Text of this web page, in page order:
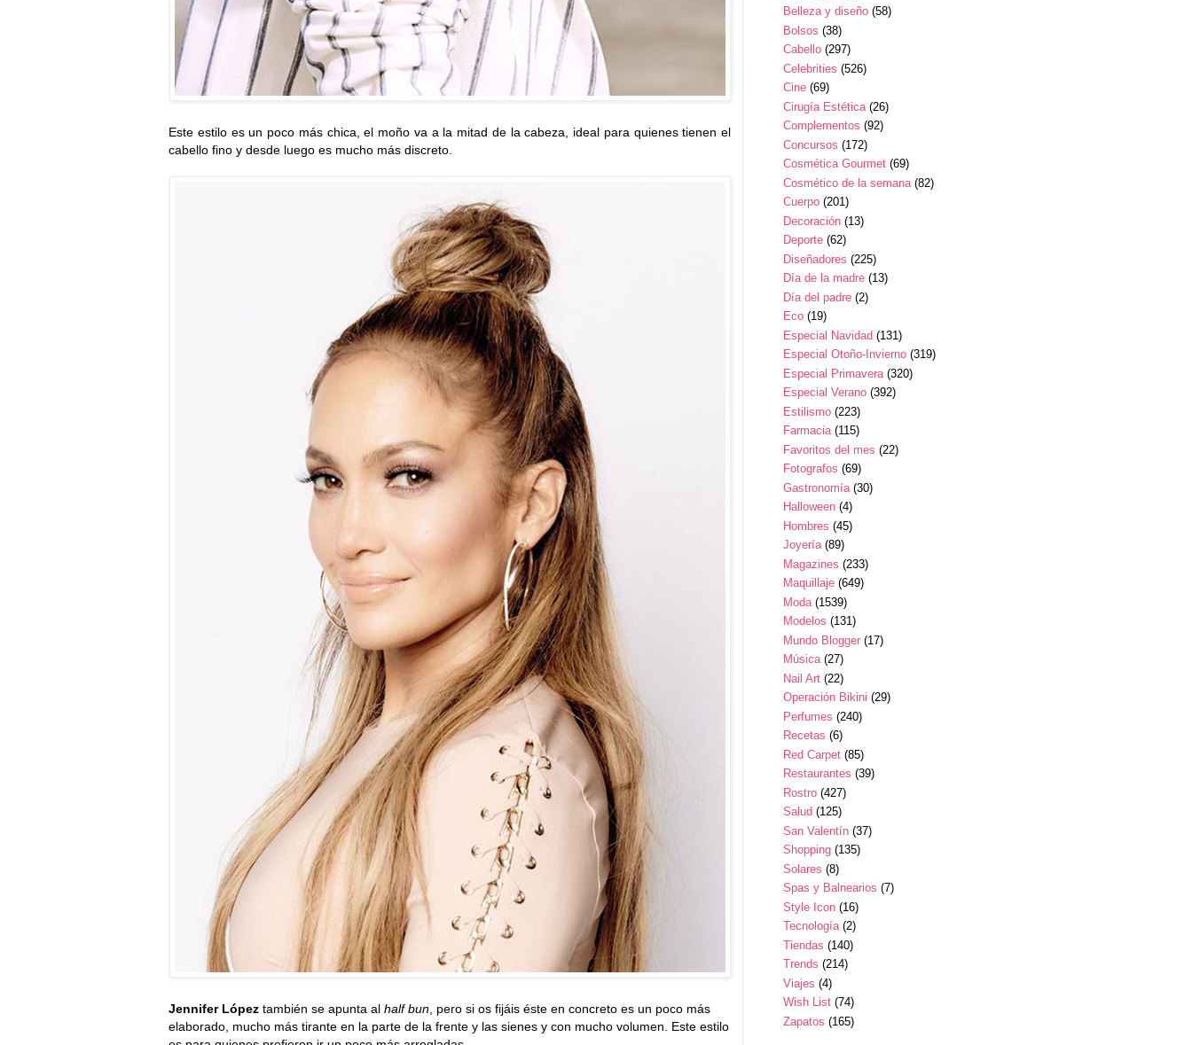
Este estilo es un poco más chica, el moño va a la mitad de la cabeza, ideal para quienes tienen el
cabello fino y desde luego es mucho más discreto.
Jennifer López también se apunta al half bun , pero si os fijáis éste en concreto es un poco más
elaborado, mucho más tirante en la parte de la frente y las sienes y con mucho volumen. Este estilo
Belleza y diseño (58)
Bolsos (38)
Cabello (297)
Celebrities (526)
Cine (69)
Cirugía Estética (26)
Complementos (92)
Concursos (172)
Cosmética Gourmet (69)
Cosmético de la semana (82)
Cuerpo (201)
Decoración (13)
Deporte (62)
Diseñadores (225)
Día de la madre (13)
Día del padre (2)
Eco (19)
Especial Navidad (131)
Especial Otoño-Invierno (319)
Especial Primavera (320)
Especial Verano (392)
Estilismo (223)
Farmacia (115)
Favoritos del mes (22)
Fotografos (69)
Gastronomía (30)
Halloween (4)
Hombres (45)
Joyería (89)
Magazines (233)
Maquillaje (649)
Moda (1539)
Modelos (131)
Mundo Blogger (17)
Música (27)
Nail Art (22)
Operación Bikini (29)
Perfumes (240)
Recetas (6)
Red Carpet (85)
Restaurantes (39)
Rostro (427)
Salud (125)
San Valentín (37)
Shopping (135)
Solares (8)
Spas y Balnearios (7)
Style Icon (16)
Tecnología (2)
Tiendas (140)
Trends (214)
Viajes (4)
Wish List (74)
Zapatos (165)